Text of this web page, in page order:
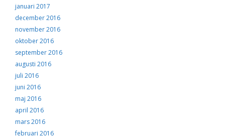
januari 2017
december 2016
november 2016
oktober 2016
september 2016
augusti 2016
juli 2016
juni 2016
maj 2016
april 2016
mars 2016
februari 2016